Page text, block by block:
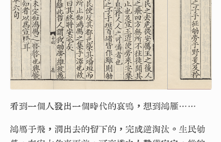
看到一個人發出一個時代的哀鳴，想到鴻雁……
鴻鴈于飛，潤出去的留下的，完成逆淘汰。生民劬